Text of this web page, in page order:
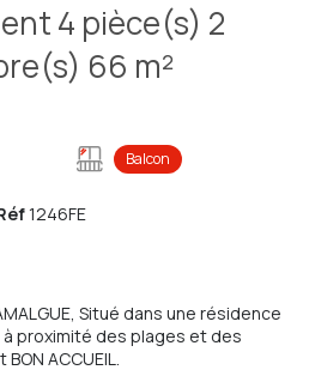
2
chambre(s) 66 m²
Balcon
1246FE
Situé dans une résidence
proximité des plages et des
ACCUEIL.